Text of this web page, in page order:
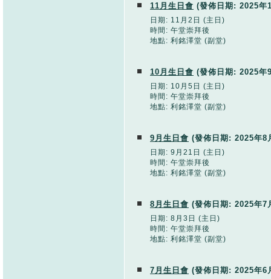
11月生日會 (發佈日期: 2025年
日期: 11月2日 (主日)
時間: 午堂崇拜後
地點: 利銘澤堂 (副堂)
10月生日會 (發佈日期: 2025年
日期: 10月5日 (主日)
時間: 午堂崇拜後
地點: 利銘澤堂 (副堂)
9月生日會 (發佈日期: 2025年8
日期: 9月21日 (主日)
時間: 午堂崇拜後
地點: 利銘澤堂 (副堂)
8月生日會 (發佈日期: 2025年7
日期: 8月3日 (主日)
時間: 午堂崇拜後
地點: 利銘澤堂 (副堂)
7月生日會 (發佈日期: 2025年6